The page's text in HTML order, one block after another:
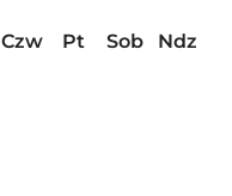
Czw Pt Sob
Ndz